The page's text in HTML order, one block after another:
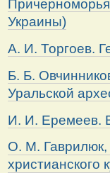
Украины)
А. И. Торгоев.
Б. Б.
Уральской
И. И. Еремеев.
О. М. Гаврилюк,